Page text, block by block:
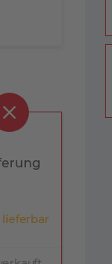
lieferbar